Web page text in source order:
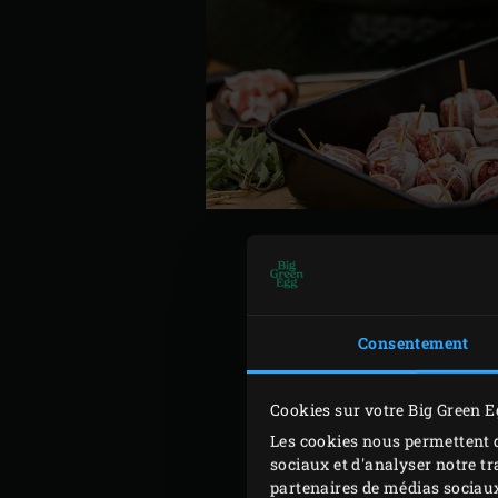
Consentement
Cookies sur votre Big Green
Les cookies nous
sociaux et d'analyser notre
partenaires de médias
placez la grille en fonte à
nouveau monter la
bien cuites. Prenez soin
Les boulettes Moink sont
température à cœur avec